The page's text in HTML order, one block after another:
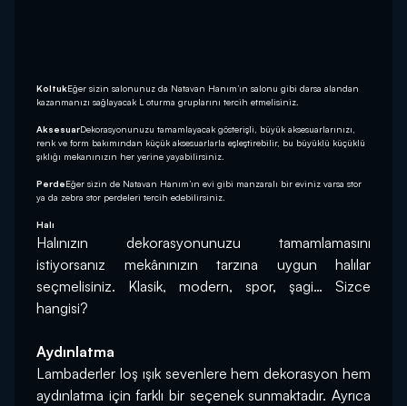
KoltukEğer sizin salonunuz da Natavan Hanım’ın salonu gibi darsa alandan
kazanmanızı sağlayacak L oturma gruplarını tercih etmelisiniz.
AksesuarDekorasyonunuzu tamamlayacak gösterişli, büyük aksesuarlarınızı,
renk ve form bakımından küçük aksesuarlarla eşleştirebilir, bu büyüklü küçüklü
şıklığı mekanınızın her yerine yayabilirsiniz.
PerdeEğer sizin de Natavan Hanım’ın evi gibi manzaralı bir eviniz varsa stor
ya da zebra stor perdeleri tercih edebilirsiniz.
Halı
Halınızın dekorasyonunuzu tamamlamasını
istiyorsanız mekânınızın tarzına uygun halılar
seçmelisiniz. Klasik, modern, spor, şagi… Sizce
hangisi?
Aydınlatma
Lambaderler loş ışık sevenlere hem dekorasyon hem
aydınlatma için farklı bir seçenek sunmaktadır. Ayrıca